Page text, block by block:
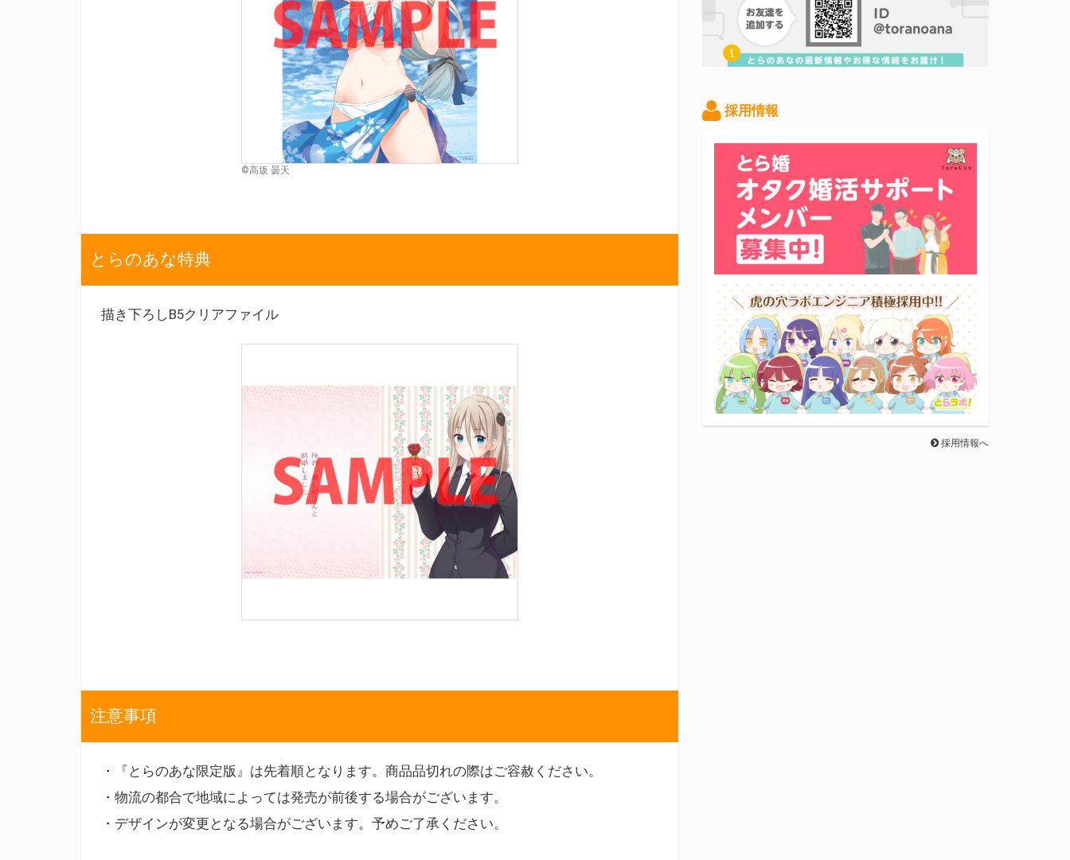
©高坂 曇天
とらのあな特典
描き下ろしB5クリアファイル
注意事項
・『とらのあな限定版』は先着順となります。商品品切れの際はご容赦ください。
・物流の都合で地域によっては発売が前後する場合がございます。
・デザインが変更となる場合がございます。予めご了承ください。
採用情報
採用情報へ